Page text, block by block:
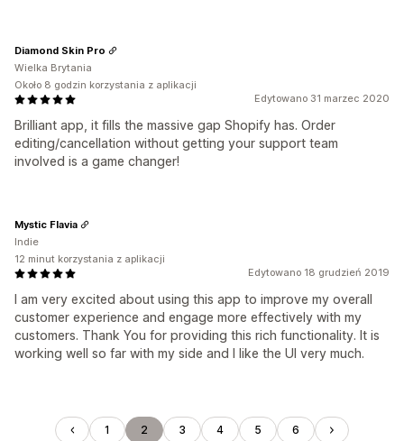
Edytowano 31 marzec 2020
Brilliant app, it fills the massive gap Shopify has. Order
editing/cancellation without getting your support team
involved is a game changer!
Diamond Skin Pro
Wielka Brytania
Około 8 godzin korzystania z aplikacji
Edytowano 18 grudzień 2019
I am very excited about using this app to improve my overall
customer experience and engage more effectively with my
customers. Thank You for providing this rich functionality. It is
working well so far with my side and I like the UI very much.
Mystic Flavia
Indie
12 minut korzystania z aplikacji
1 2 3 4 5 6